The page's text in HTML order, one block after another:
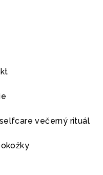
večerný rituál